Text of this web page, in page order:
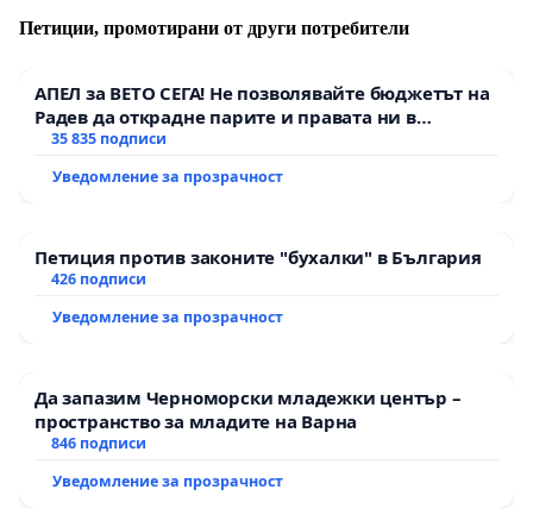
Петиции, промотирани от други потребители
АПЕЛ за ВЕТО СЕГА! Не позволявайте бюджетът на
Радев да открадне парите и правата ни в
тъмното
35 835 подписи
Уведомление за прозрачност
Петиция против законите "бухалки" в България
426 подписи
Уведомление за прозрачност
Да запазим Черноморски младежки център –
пространство за младите на Варна
846 подписи
Уведомление за прозрачност